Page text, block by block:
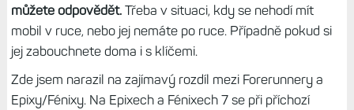
odpověď je dost hardcore a nouzovka.
Tip:Zápisky bloggera (18): Pro ovládání sportovních
hodinek nepotřebuji dotyk. Bohatě si vystačím s tlačítky
Odpovídejte z hodinek